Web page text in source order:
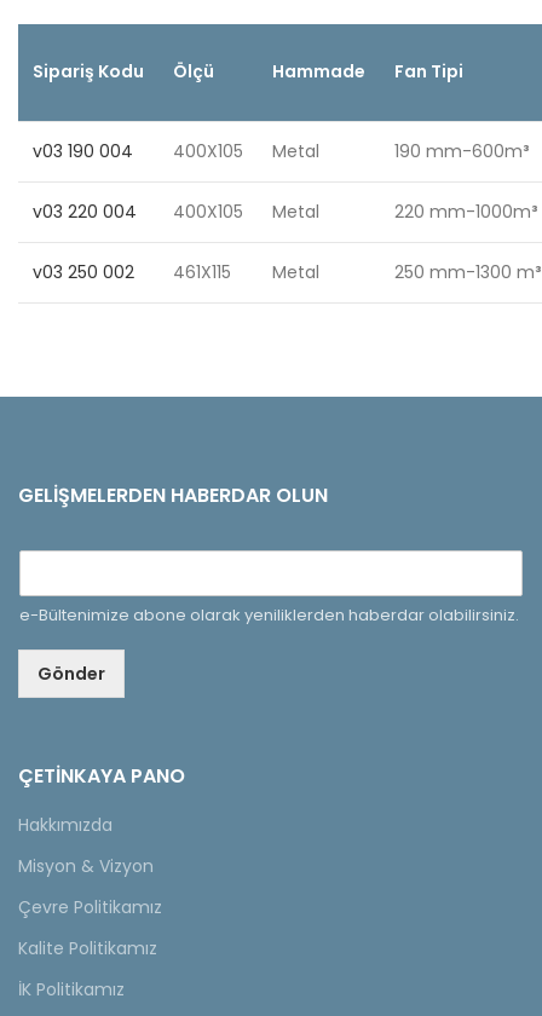
Sipariş Kodu Ölçü Hammade Fan Tipi
v03 190 004 400X105 Metal 190 mm-600m³
v03 220 004 400X105 Metal 220 mm-1000m³
v03 250 002 461X115 Metal 250 mm-1300 m³
GELIŞMELERDEN HABERDAR OLUN
e-Bültenimize abone olarak yeniliklerden haberdar olabilirsiniz.
Gönder
ÇETINKAYA PANO
Hakkımızda
Misyon & Vizyon
Çevre Politikamız
Kalite Politikamız
İK Politikamız